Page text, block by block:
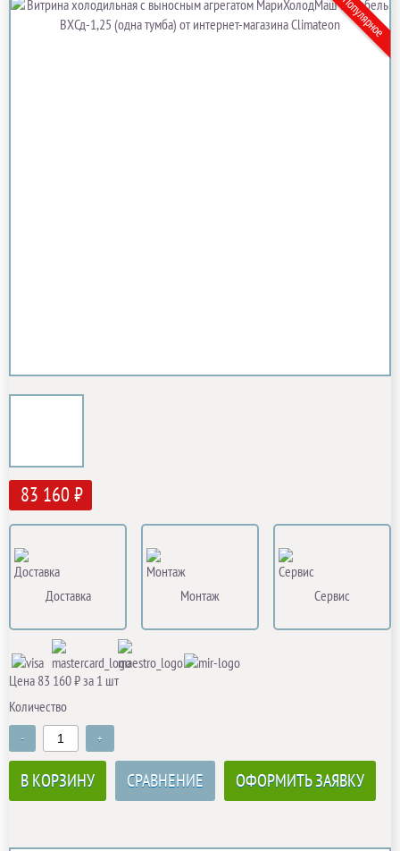
Популярное
83 160 ₽
Доставка Монтаж Сервис
Цена 83 160 ₽ за 1 шт
Количество
- +
В КОРЗИНУ СРАВНЕНИЕ ОФОРМИТЬ ЗАЯВКУ